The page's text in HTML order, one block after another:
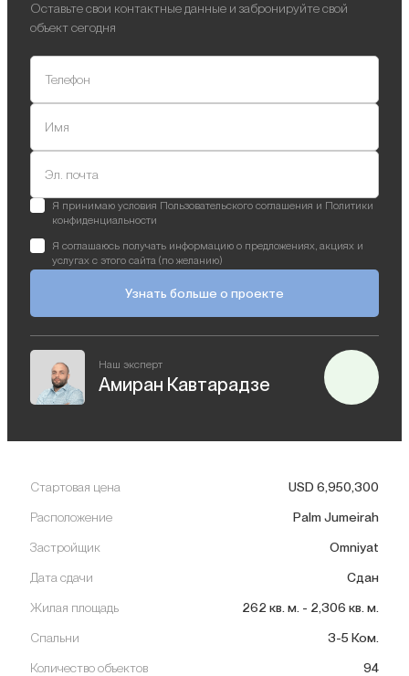
Оставьте свои контактные данные и забронируйте свой
объект сегодня
Телефон
Имя
Эл. почта
Я принимаю условия Пользовательского соглашения и Политики
конфиденциальности
Я соглашаюсь получать информацию о предложениях, акциях и
услугах с этого сайта (по желанию)
Узнать больше о проекте
Наш эксперт
Амиран Кавтарадзе
Стартовая цена USD 6,950,300
Расположение Palm Jumeirah
Застройщик Omniyat
Дата сдачи Сдан
Жилая площадь 262 кв. м. - 2,306 кв. м.
Спальни 3-5 Ком.
Количество объектов 94